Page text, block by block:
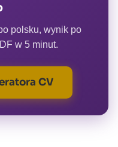
polsku, wynik po
w 5 minut.
CV